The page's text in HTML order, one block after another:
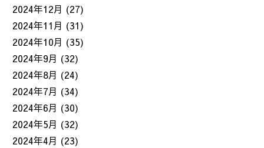
2024年12月 (27)
2024年11月 (31)
2024年10月 (35)
2024年9月 (32)
2024年8月 (24)
2024年7月 (34)
2024年6月 (30)
2024年5月 (32)
2024年4月 (23)